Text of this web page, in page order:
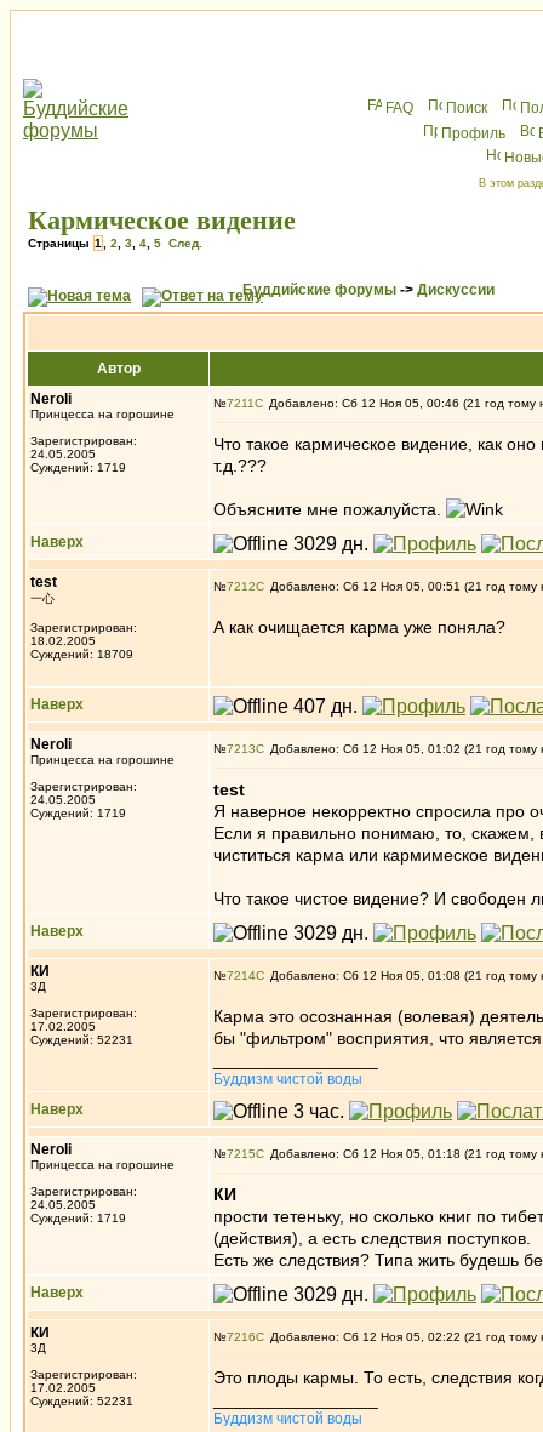
FAQ Поиск
Профиль
В этом
Кармическое видение
Страницы 1 2 3 4 5 След.
Буддийские форумы -> Дискуссии
Автор
Neroli
Принцесса на горошине
Зарегистрирован:
24.05.2005
Суждений: 1719
№7211 Добавлено: Сб 12 Ноя 05, 00:46 (21 год тому
Что такое кармическое видение, как
т.д.???
Объясните мне пожалуйста.
Наверх
test
一心
Зарегистрирован:
18.02.2005
Суждений: 18709
№7212 Добавлено: Сб 12 Ноя 05, 00:51 (21 год тому
А как очищается карма уже поняла?
Наверх
Neroli
Принцесса на горошине
Зарегистрирован:
24.05.2005
Суждений: 1719
№7213 Добавлено: Сб 12 Ноя 05, 01:02 (21 год тому
test
Я наверное некорректно спросила про
Если я правильно понимаю, то, скажем,
чиститься карма или кармимеское
Что такое чистое видение? И свободен
Наверх
КИ
3Д
Зарегистрирован:
17.02.2005
Суждений: 52231
№7214 Добавлено: Сб 12 Ноя 05, 01:08 (21 год тому
Карма это осознанная (волевая)
бы "фильтром" восприятия, что
Буддизм чистой воды
Наверх
Neroli
Принцесса на горошине
Зарегистрирован:
24.05.2005
Суждений: 1719
№7215 Добавлено: Сб 12 Ноя 05, 01:18 (21 год тому
КИ
прости тетеньку, но сколько книг по
(действия), а есть следствия поступков.
Есть же следствия? Типа жить будешь
Наверх
КИ
3Д
Зарегистрирован:
17.02.2005
Суждений: 52231
№7216 Добавлено: Сб 12 Ноя 05, 02:22 (21 год тому
Это плоды кармы. То есть, следствия
Буддизм чистой воды